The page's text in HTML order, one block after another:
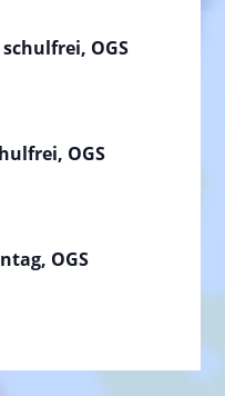
OGS
OGS
OGS